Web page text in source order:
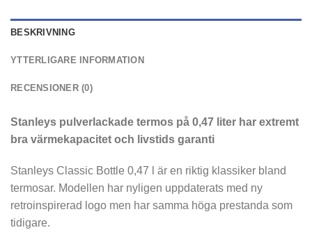
BESKRIVNING
YTTERLIGARE INFORMATION
RECENSIONER (0)
Stanleys pulverlackade termos på 0,47 liter har extremt
bra värmekapacitet och livstids garanti
Stanleys Classic Bottle 0,47 l är en riktig klassiker bland
termosar. Modellen har nyligen uppdaterats med ny
retroinspirerad logo men har samma höga prestanda som
tidigare.